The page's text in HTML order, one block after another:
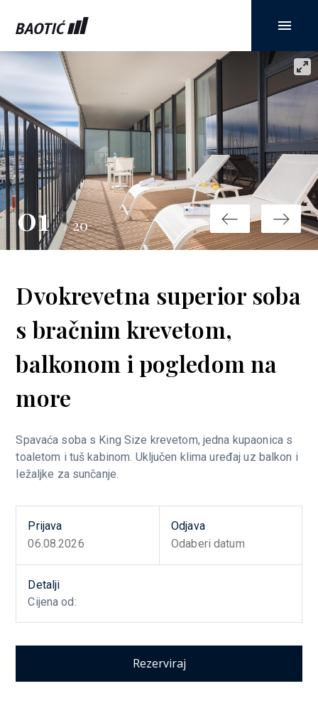
01 / 20
Dvokrevetna superior soba
s bračnim krevetom,
balkonom i pogledom na
more
Spavaća soba s King Size krevetom, jedna kupaonica s
toaletom i tuš kabinom. Uključen klima uređaj uz balkon i
ležaljke za sunčanje.
Prijava Odjava
Detalji
Cijena od:
Rezerviraj